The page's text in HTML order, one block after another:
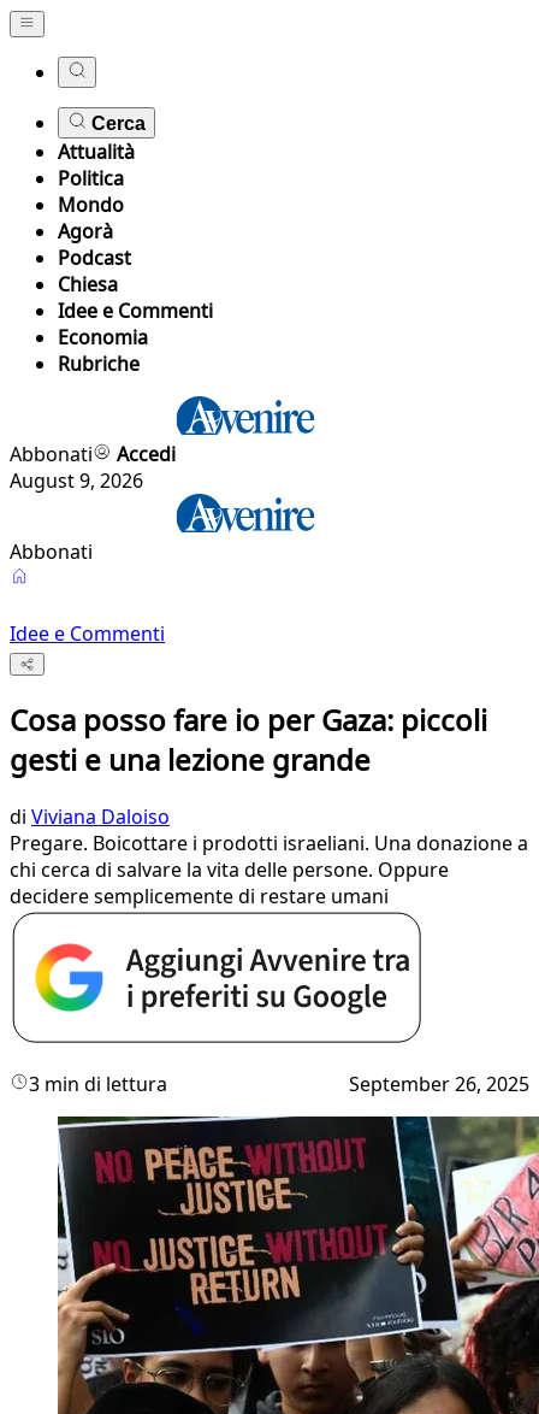
Cerca
Attualità
Politica
Mondo
Agorà
Podcast
Chiesa
Idee e Commenti
Economia
Rubriche
Abbonati
Accedi
August 9, 2026
Abbonati
Idee e Commenti
Cosa posso fare io per Gaza: piccoli
gesti e una lezione grande
di Viviana Daloiso
Pregare. Boicottare i prodotti israeliani. Una donazione a
chi cerca di salvare la vita delle persone. Oppure
decidere semplicemente di restare umani
3 min di lettura September 26, 2025